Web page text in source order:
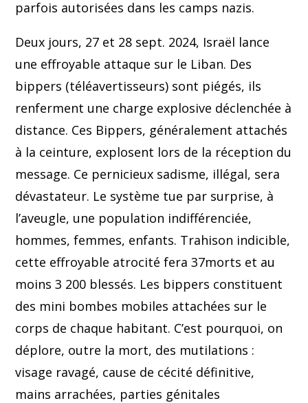
parfois autorisées dans les camps nazis.
Deux jours, 27 et 28 sept. 2024, Israël lance
une effroyable attaque sur le Liban. Des
bippers (téléavertisseurs) sont piégés, ils
renferment une charge explosive déclenchée à
distance. Ces Bippers, généralement attachés
à la ceinture, explosent lors de la réception du
message. Ce pernicieux sadisme, illégal, sera
dévastateur. Le système tue par surprise, à
l’aveugle, une population indifférenciée,
hommes, femmes, enfants. Trahison indicible,
cette effroyable atrocité fera 37morts et au
moins 3 200 blessés. Les bippers constituent
des mini bombes mobiles attachées sur le
corps de chaque habitant. C’est pourquoi, on
déplore, outre la mort, des mutilations :
visage ravagé, cause de cécité définitive,
mains arrachées, parties génitales